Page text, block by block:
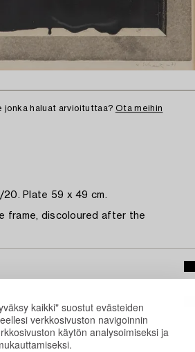
kaikki" suostut evästeiden
verkkosivuston navigoinnin
käytön analysoimiseksi ja
jonka haluat arvioituttaa? Ota meihin
Plate 59 x 49 cm.
frame, discoloured after the